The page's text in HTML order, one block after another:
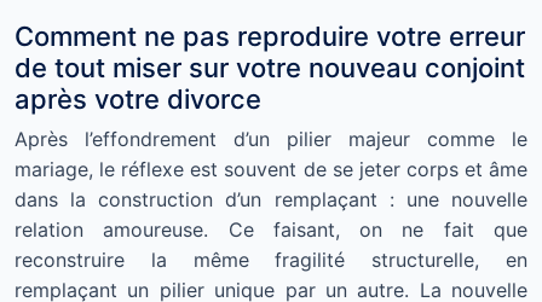
Comment ne pas reproduire votre erreur
de tout miser sur votre nouveau conjoint
après votre divorce
Après l’effondrement d’un pilier majeur comme le
mariage, le réflexe est souvent de se jeter corps et âme
dans la construction d’un remplaçant : une nouvelle
relation amoureuse. Ce faisant, on ne fait que
reconstruire la même fragilité structurelle, en
remplaçant un pilier unique par un autre. La nouvelle